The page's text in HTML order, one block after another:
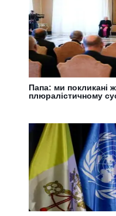
Папа: ми покликані
плюралістичному